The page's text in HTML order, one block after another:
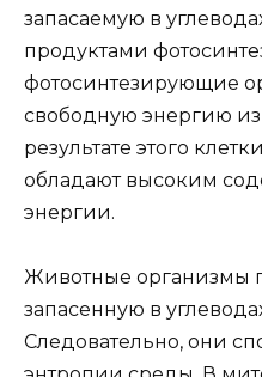
запасаемую в
продуктами
фотосинтезирующие
свободную энергию из
результате этого
обладают высоким
энергии.
Животные организмы
запасенную в
Следовательно, они